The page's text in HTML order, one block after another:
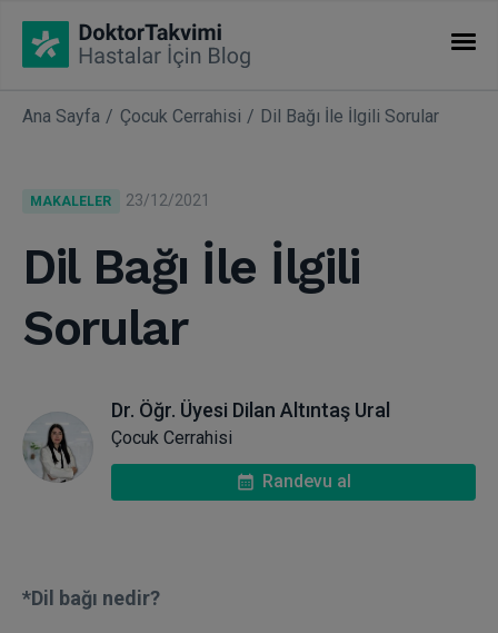
İHTISASLAR
Uzmanlıklar
Ana Sayfa Çocuk Cerrahisi Dil Bağı İle İlgili Sorular
MAKALELER 23/12/2021
Dil Bağı İle İlgili
Sorular
Dr. Öğr. Üyesi Dilan Altıntaş Ural
Çocuk Cerrahisi
Randevu al
*Dil bağı nedir?